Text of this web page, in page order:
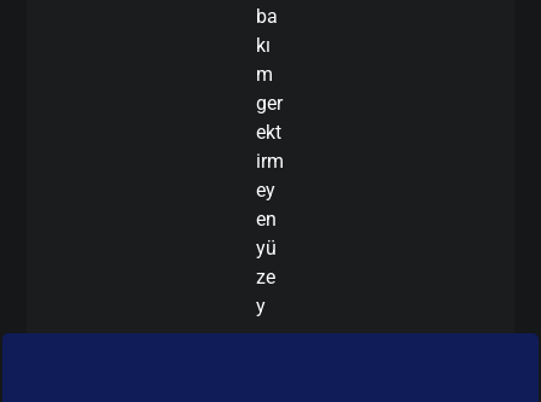
ba
kı
m
ger
ekt
irm
ey
en
yü
ze
y